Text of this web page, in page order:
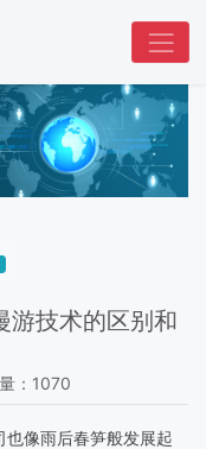
技术的区别和
：1070
像雨后春笋般发展起